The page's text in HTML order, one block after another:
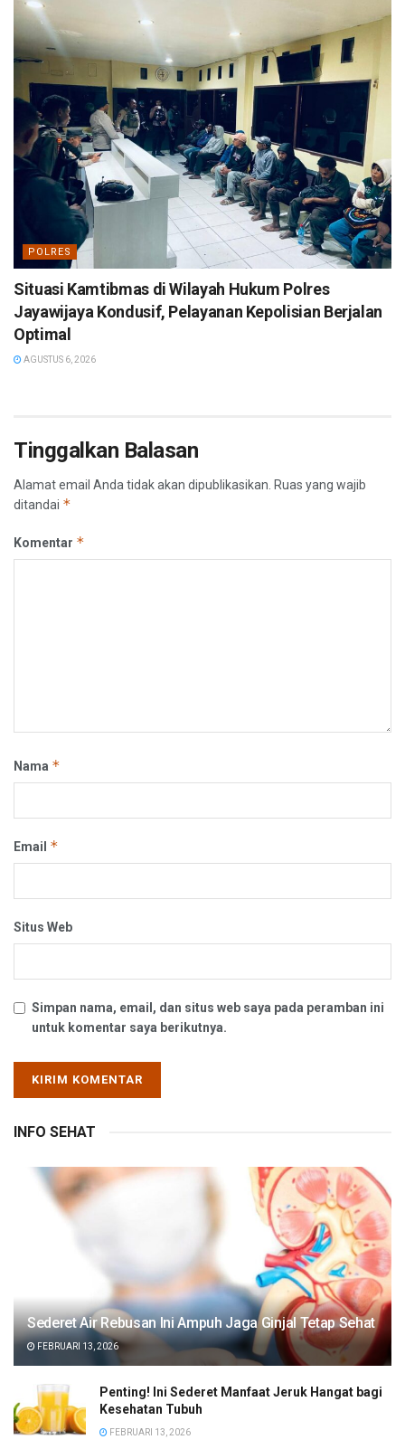
POLRES
Situasi Kamtibmas di Wilayah Hukum Polres
Jayawijaya Kondusif, Pelayanan Kepolisian Berjalan
Optimal
AGUSTUS 6, 2026
Tinggalkan Balasan
Alamat email Anda tidak akan dipublikasikan. Ruas yang wajib
ditandai *
Komentar *
Nama *
Email *
Situs Web
Simpan nama, email, dan situs web saya pada peramban ini
untuk komentar saya berikutnya.
INFO SEHAT
Sederet Air Rebusan Ini Ampuh Jaga Ginjal Tetap Sehat
FEBRUARI 13, 2026
Penting! Ini Sederet Manfaat Jeruk Hangat bagi
Kesehatan Tubuh
FEBRUARI 13, 2026